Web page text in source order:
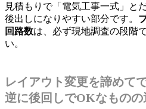
見積もりで「電気工事一式」と
後出しになりやすい部分です。
回路数は、必ず現地調査の段階
い。
レイアウト変更を諦めて
逆に後回しでOKなものの